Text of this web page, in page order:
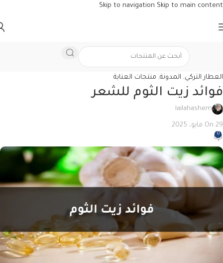
Skip to navigation Skip to main content
العطار التركي, المدونة, منتجات العناية
فوائد زيت الثوم للشعر
lailahashem
On 29 مايو، 2025
0